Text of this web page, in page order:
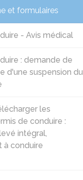
et formulaires
- Avis médical
: demande de
d'une suspension du
les
de conduire :
intégral,
à conduire